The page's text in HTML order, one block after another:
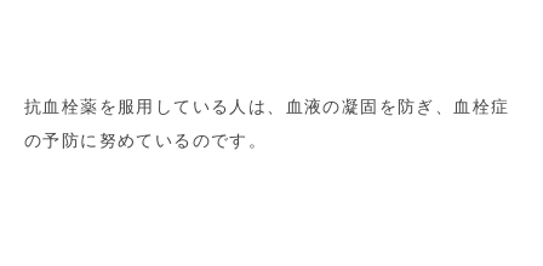
抗血栓薬を服用している人は、血液の凝固を防ぎ、血栓症
の予防に努めているのです。